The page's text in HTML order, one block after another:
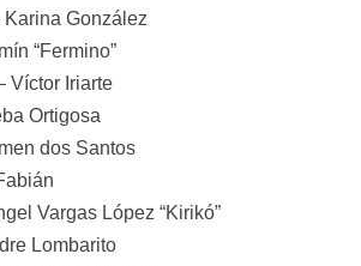
Karina González
“Fermino”
Víctor Iriarte
Ortigosa
dos Santos
Vargas López “Kirikó”
Lombarito